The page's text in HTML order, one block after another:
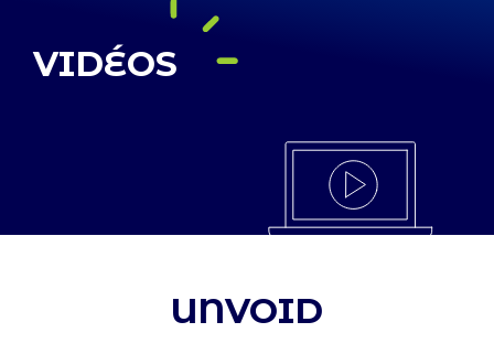
VIDÉOS
UNVOID